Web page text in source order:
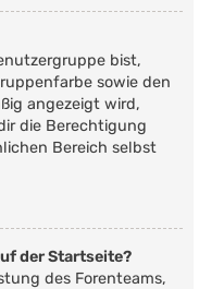
bist,
sowie den
angezeigt wird,
die Berechtigung
Bereich selbst
der Startseite?
des Forenteams,